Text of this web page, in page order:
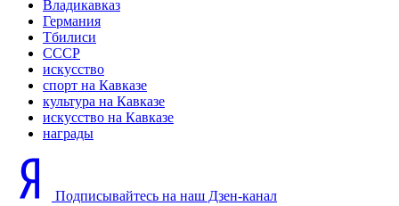
Владикавказ
Германия
Тбилиси
СССР
искусство
спорт на Кавказе
культура на Кавказе
искусство на Кавказе
награды
Подписывайтесь на наш Дзен-канал